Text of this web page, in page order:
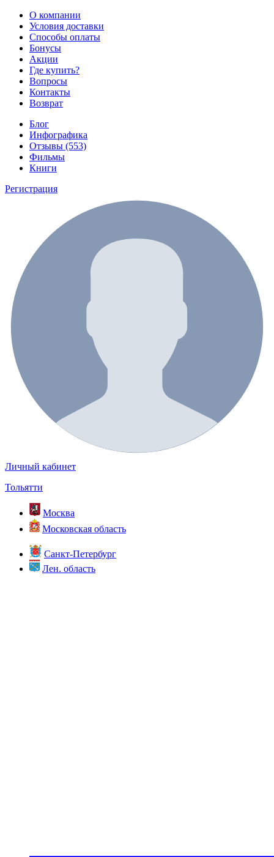
О компании
Условия доставки
Способы оплаты
Бонусы
Акции
Где купить?
Вопросы
Контакты
Возврат
Блог
Инфографика
Отзывы (553)
Фильмы
Книги
Регистрация
Личный кабинет
Тольятти
Москва
Московская область
Санкт-Петербург
Лен. область